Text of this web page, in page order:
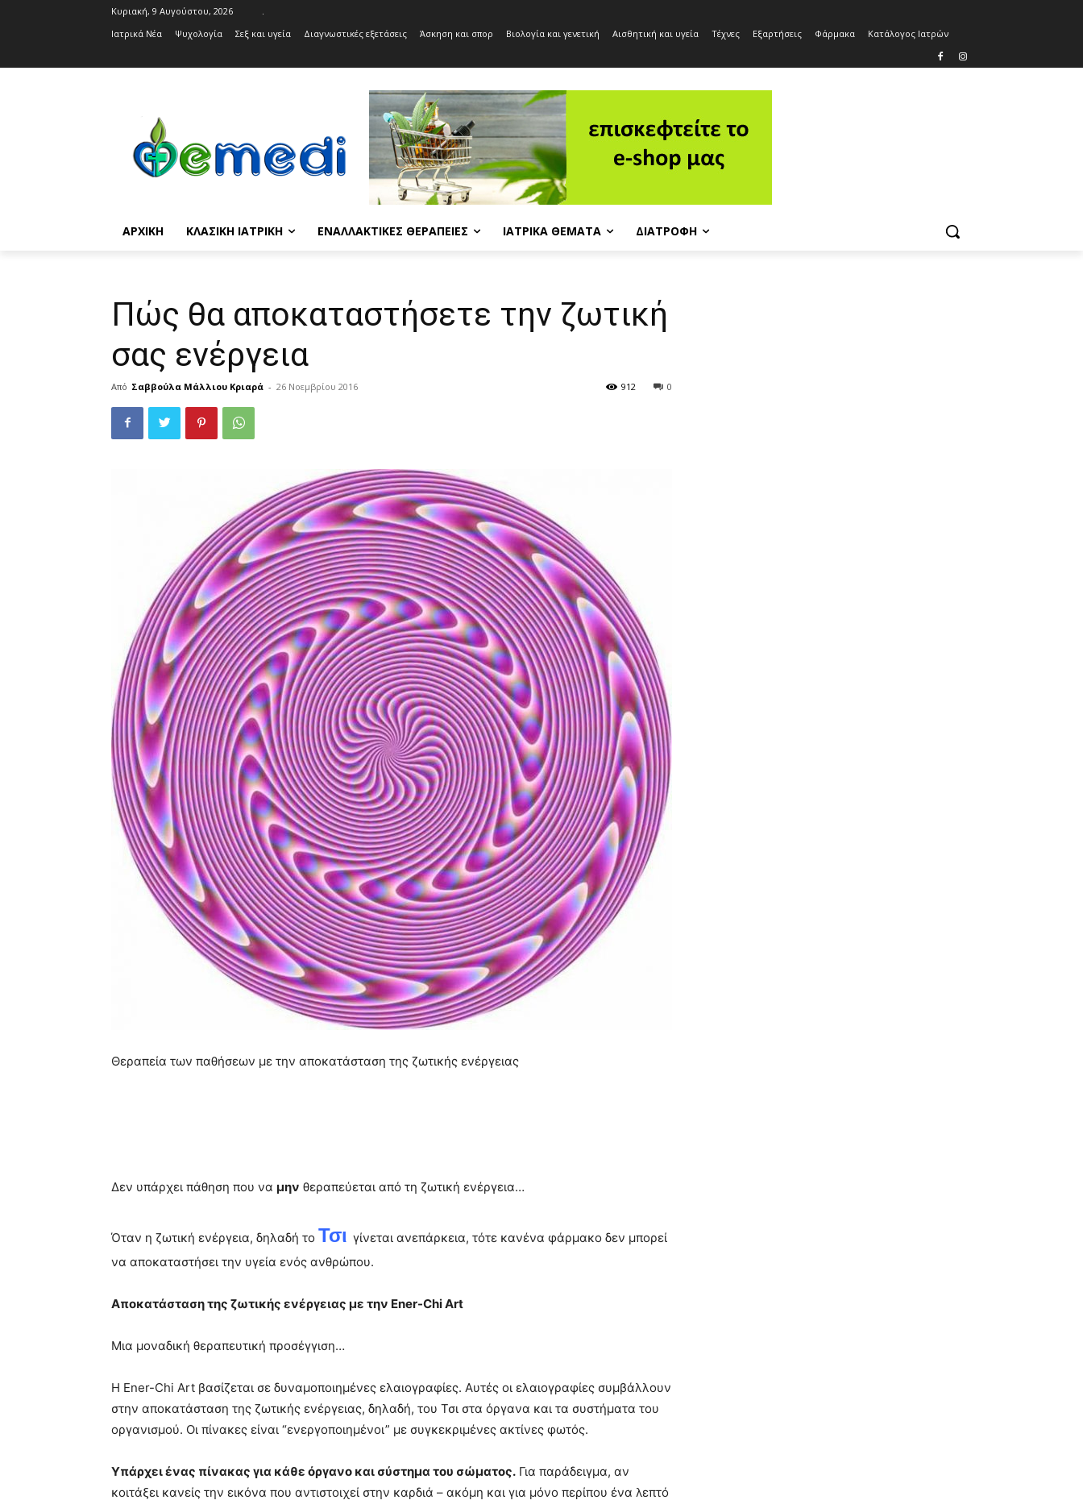
Κυριακή, 9 Αυγούστου, 2026
.
Ιατρικά Νέα
Ψυχολογία Σεξ και υγεία Διαγνωστικές εξετάσεις Άσκηση και σπορ Βιολογία και γενετική Αισθητική και υγεία Τέχνες Εξαρτήσεις Φάρμακα Κατάλογος Ιατρών
ΑΡΧΙΚΉ ΚΛΑΣΙΚΉ ΙΑΤΡΙΚΉ ΕΝΑΛΛΑΚΤΙΚΈΣ ΘΕΡΑΠΕΊΕΣ ΙΑΤΡΙΚΆ ΘΈΜΑΤΑ ΔΙΑΤΡΟΦΉ
Πώς θα αποκαταστήσετε την ζωτική
σας ενέργεια
Από Σαββούλα Μάλλιου Κριαρά - 26 Νοεμβρίου 2016 0
912
Θεραπεία των παθήσεων με την αποκατάσταση της ζωτικής ενέργειας
Δεν υπάρχει πάθηση που να μην θεραπεύεται από τη ζωτική ενέργεια…
Όταν η ζωτική ενέργεια, δηλαδή το Τσι γίνεται ανεπάρκεια, τότε κανένα φάρμακο δεν μπορεί
να αποκαταστήσει την υγεία ενός ανθρώπου.
Αποκατάσταση της ζωτικής ενέργειας με την Ener-Chi Art
Μια μοναδική θεραπευτική προσέγγιση…
Η Ener-Chi Art βασίζεται σε δυναμοποιημένες ελαιογραφίες. Αυτές οι ελαιογραφίες συμβάλλουν
στην αποκατάσταση της ζωτικής ενέργειας, δηλαδή, του Τσι στα όργανα και τα συστήματα του
οργανισμού. Οι πίνακες είναι “ενεργοποιημένοι” με συγκεκριμένες ακτίνες φωτός.
Υπάρχει ένας πίνακας για κάθε όργανο και σύστημα του σώματος. Για παράδειγμα, αν
κοιτάξει κανείς την εικόνα που αντιστοιχεί στην καρδιά – ακόμη και για μόνο περίπου ένα λεπτό